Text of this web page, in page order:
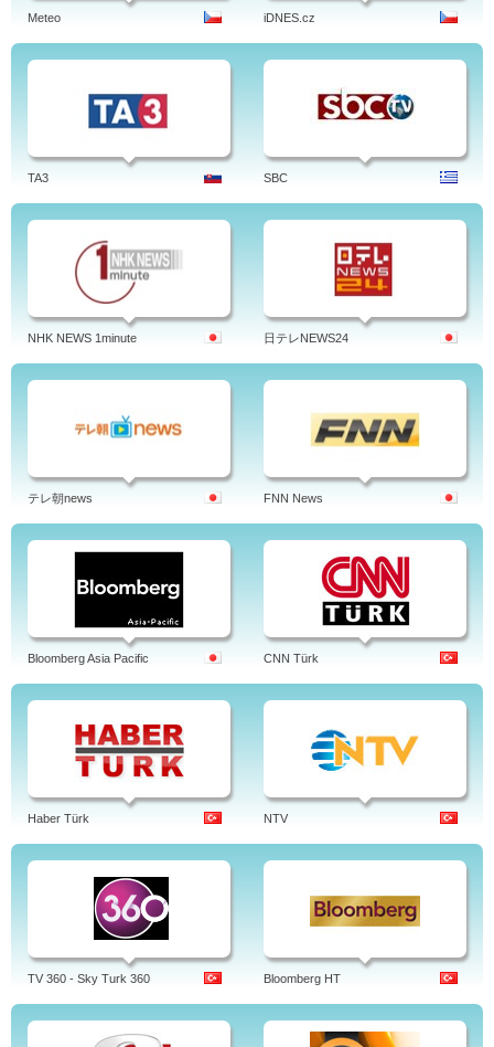
Meteo iDNES.cz
TA3 SBC
NHK NEWS 1minute 日テレNEWS24
テレ朝news FNN News
Bloomberg Asia Pacific CNN Türk
Haber Türk NTV
TV 360 - Sky Turk 360 Bloomberg HT